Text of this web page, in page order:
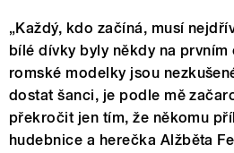
„Každý, kdo začíná, musí
bílé dívky byly někdy na prvním
romské modelky jsou
dostat šanci, je podle mě
překročit jen tím, že někomu
hudebnice a herečka Alžběta